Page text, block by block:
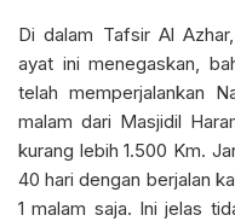
Di dalam Tafsir Al
ayat ini menegaskan,
telah memperjalankan
malam dari Masjidil
kurang lebih 1.500 Km.
40 hari dengan berjalan
1 malam saja. Ini jelas